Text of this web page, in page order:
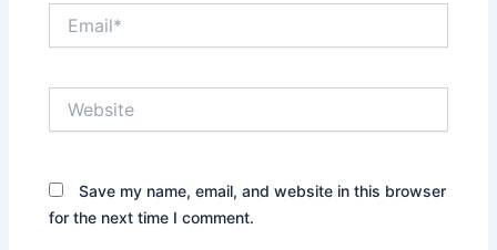
Save my name, email, and website in this browser
for the next time I comment.